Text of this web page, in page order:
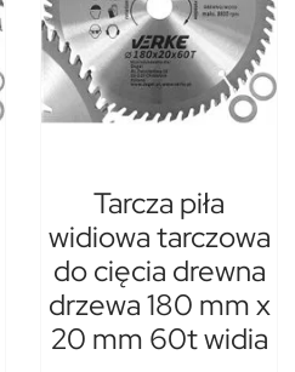
Tarcza piła
widiowa tarczowa
do cięcia drewna
drzewa 180 mm x
20 mm 60t widia